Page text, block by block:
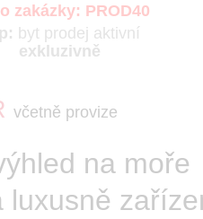
zakázky: PROD40
byt prodej aktivní
exkluzivně
včetně provize
na moře
luxusně